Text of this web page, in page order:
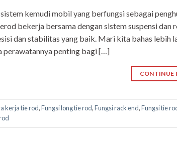
kemudi mobil yang berfungsi sebagai
bekerja bersama dengan sistem suspensi dan
dan stabilitas yang baik. Mari kita bahas lebih
perawatannya penting bagi […]
CONTINUE
kerja tie rod,Fungsi long tie rod,Fungsi rack end,Fungsi tie